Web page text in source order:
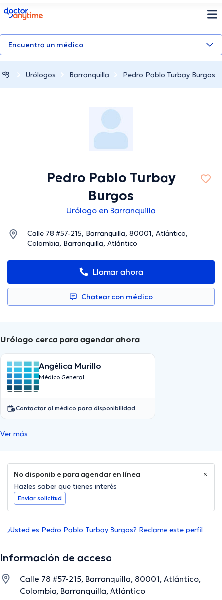
doctoranytime
Encuentra un médico
Urólogos Barranquilla Pedro Pablo Turbay Burgos
Pedro Pablo Turbay
Burgos
Urólogo en Barranquilla
Calle 78 #57-215, Barranquilla, 80001, Atlántico,
Colombia, Barranquilla, Atlántico
Llamar ahora
Chatear con médico
Urólogo cerca para agendar ahora
Angélica Murillo
Médico General
Contactar al médico para disponibilidad
Ver más
No disponible para agendar en línea
Hazles saber que tienes interés
Enviar solicitud
¿Usted es Pedro Pablo Turbay Burgos? Reclame este perfil
Información de acceso
Calle 78 #57-215, Barranquilla, 80001, Atlántico,
Colombia, Barranquilla, Atlántico